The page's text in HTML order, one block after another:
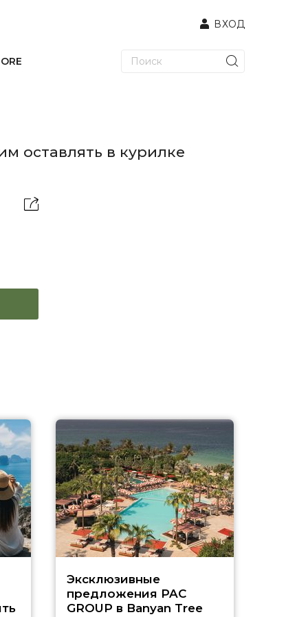
ВХОД
оставлять в курилке
Эксклюзивные
предложения PAC
GROUP в Banyan Tree